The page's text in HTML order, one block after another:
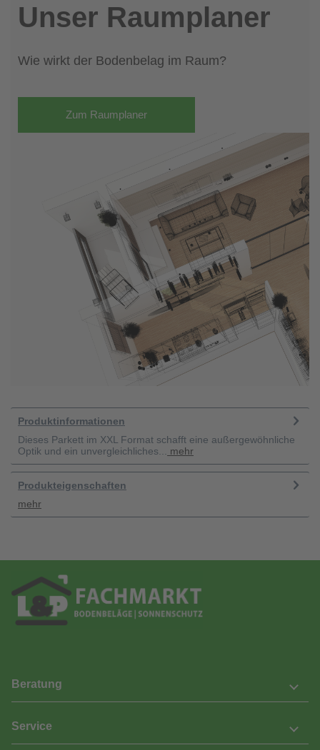
Unser Raumplaner
Wie wirkt der Bodenbelag im Raum?
Zum Raumplaner
Produktinformationen
Dieses Parkett im XXL Format schafft eine außergewöhnliche
Optik und ein unvergleichliches...
mehr
Produkteigenschaften
mehr
Beratung
Service